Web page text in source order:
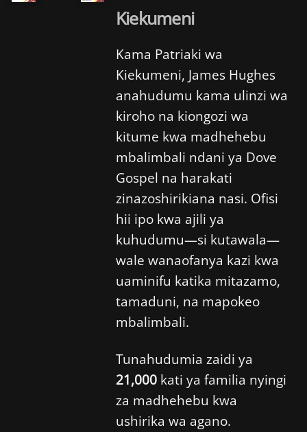
Kiekumeni
Kama Patriaki wa
Kiekumeni, James Hughes
anahudumu kama ulinzi wa
kiroho na kiongozi wa
kitume kwa madhehebu
mbalimbali ndani ya Dove
Gospel na harakati
zinazoshirikiana nasi. Ofisi
hii ipo kwa ajili ya
kuhudumu—si kutawala—
wale wanaofanya kazi kwa
uaminifu katika mitazamo,
tamaduni, na mapokeo
mbalimbali.
Tunahudumia zaidi ya
21,000kati ya familia nyingi
za madhehebu kwa
ushirika wa agano.